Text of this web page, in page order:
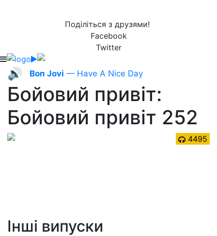
Поділіться з друзями!
Facebook
Twitter
🔊 Bon Jovi — Have A Nice Day
Бойовий привіт:
Бойовий привіт 252
4495
Інші випуски